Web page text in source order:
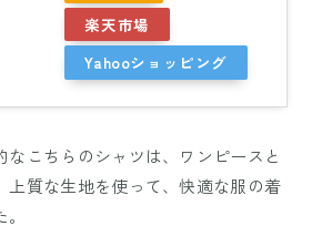
楽天市場
Yahooショッピング
なこちらのシャツは、ワンピースと
上質な生地を使って、快適な服の着